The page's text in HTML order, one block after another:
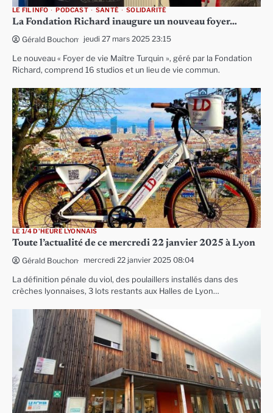
LE FIL INFO PODCAST SANTÉ SOLIDARITÉ
La Fondation Richard inaugure un nouveau foyer…
Gérald Bouchon jeudi 27 mars 2025 23:15
Le nouveau « Foyer de vie Maître Turquin », géré par la Fondation
Richard, comprend 16 studios et un lieu de vie commun.
LE 1/4 D'HEURE LYONNAIS
Toute l’actualité de ce mercredi 22 janvier 2025 à Lyon
Gérald Bouchon mercredi 22 janvier 2025 08:04
La définition pénale du viol, des poulaillers installés dans des
crèches lyonnaises, 3 lots restants aux Halles de Lyon…